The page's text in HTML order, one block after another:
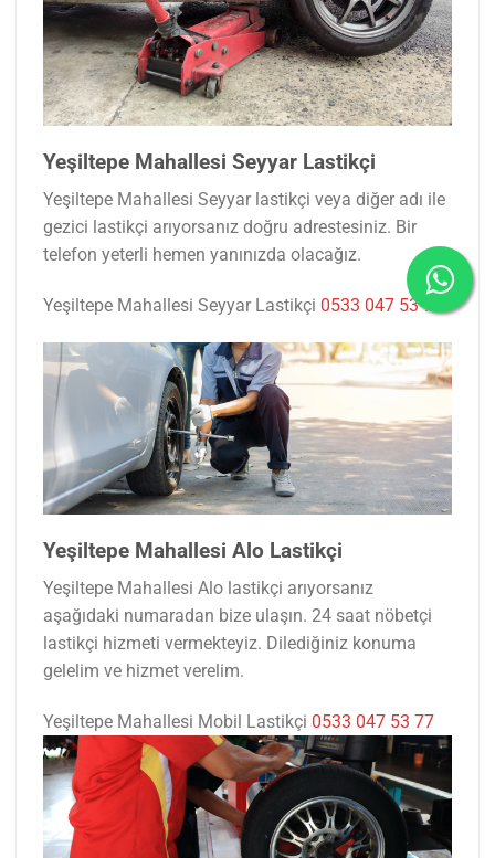
Yeşiltepe Mahallesi Seyyar Lastikçi
Yeşiltepe Mahallesi Seyyar lastikçi veya diğer adı ile
gezici lastikçi arıyorsanız doğru adrestesiniz. Bir
telefon yeterli hemen yanınızda olacağız.
Yeşiltepe Mahallesi Seyyar Lastikçi 0533 047 53 77
Yeşiltepe Mahallesi Alo Lastikçi
Yeşiltepe Mahallesi Alo lastikçi arıyorsanız
aşağıdaki numaradan bize ulaşın. 24 saat nöbetçi
lastikçi hizmeti vermekteyiz. Dilediğiniz konuma
gelelim ve hizmet verelim.
Yeşiltepe Mahallesi Mobil Lastikçi 0533 047 53 77